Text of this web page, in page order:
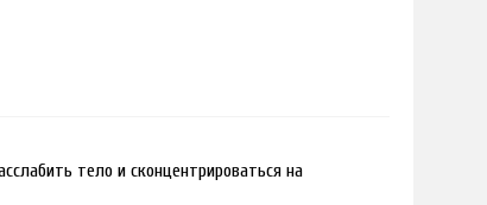
тело и сконцентрироваться на